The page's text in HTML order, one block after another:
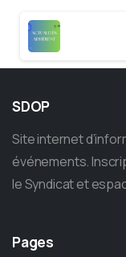
SDOP
Site internet
événements.
le Syndicat et
Pages